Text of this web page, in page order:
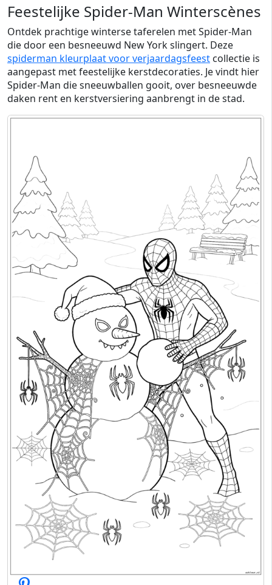
Feestelijke Spider-Man Winterscènes
Ontdek prachtige winterse taferelen met Spider-Man
die door een besneeuwd New York slingert. Deze
spiderman kleurplaat voor verjaardagsfeest collectie is
aangepast met feestelijke kerstdecoraties. Je vindt hier
Spider-Man die sneeuwballen gooit, over besneeuwde
daken rent en kerstversiering aanbrengt in de stad.